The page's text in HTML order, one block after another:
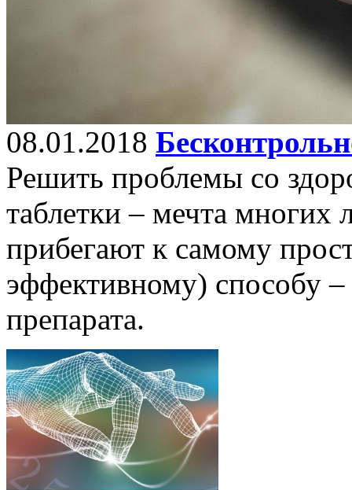
08.01.2018
Решить проблемы со
таблетки – мечта
прибегают к самому
эффективному) способу
препарата.